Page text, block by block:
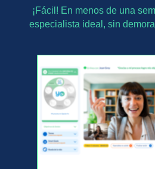
¡Fácil! En menos de una
especialista ideal, sin